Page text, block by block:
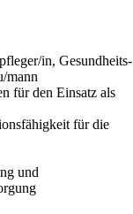
in, Gesundheits-
mann
für den Einsatz als
für die
und